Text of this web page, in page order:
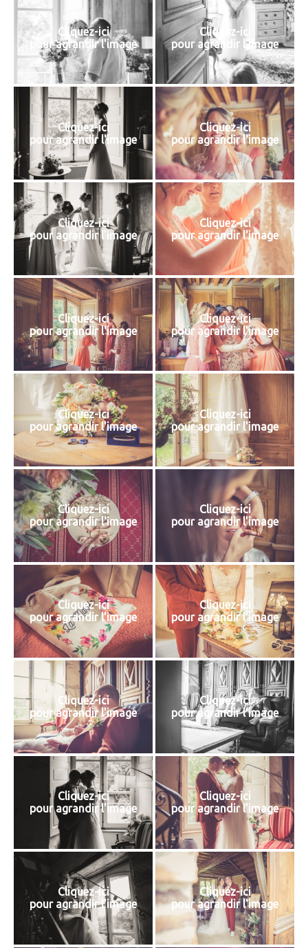
Cliquez-ici
pour agrandir l'image
Cliquez-ici
pour agrandir l'image
Cliquez-ici
pour agrandir l'image
Cliquez-ici
pour agrandir l'image
Cliquez-ici
pour agrandir l'image
Cliquez-ici
pour agrandir l'image
Cliquez-ici
pour agrandir l'image
Cliquez-ici
pour agrandir l'image
Cliquez-ici
pour agrandir l'image
Cliquez-ici
pour agrandir l'image
Cliquez-ici
pour agrandir l'image
Cliquez-ici
pour agrandir l'image
Cliquez-ici
pour agrandir l'image
Cliquez-ici
pour agrandir l'image
Cliquez-ici
pour agrandir l'image
Cliquez-ici
pour agrandir l'image
Cliquez-ici
pour agrandir l'image
Cliquez-ici
pour agrandir l'image
Cliquez-ici
pour agrandir l'image
Cliquez-ici
pour agrandir l'image